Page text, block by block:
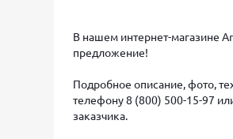
В нашем интернет-магазине
предложение!
Подробное описание, фото,
телефону 8 (800) 500-15-97
заказчика.